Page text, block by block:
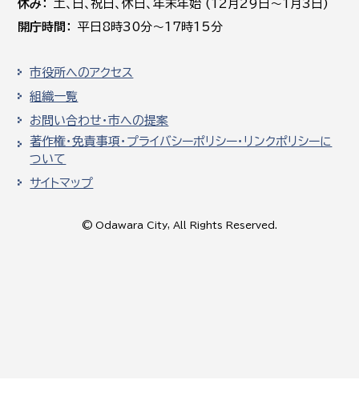
休み
土､日､祝日、休日、年末年始 (12月29日～1月3日)
開庁時間
平日8時30分～17時15分
市役所へのアクセス
組織一覧
お問い合わせ・市への提案
著作権・免責事項・プライバシーポリシー・リンクポリシーに
ついて
サイトマップ
© Odawara City, All Rights Reserved.